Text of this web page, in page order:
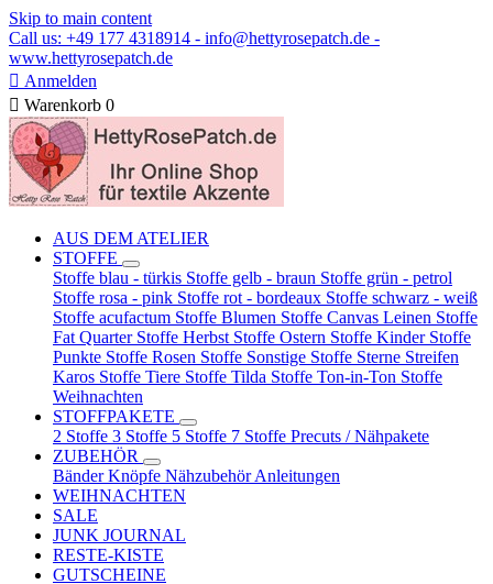
Skip to main content
Call us: +49 177 4318914 - info@hettyrosepatch.de -
www.hettyrosepatch.de
 Anmelden
 Warenkorb 0
AUS DEM ATELIER
STOFFE
Stoffe blau - türkis Stoffe gelb - braun Stoffe grün - petrol
Stoffe rosa - pink Stoffe rot - bordeaux Stoffe schwarz - weiß
Stoffe acufactum Stoffe Blumen Stoffe Canvas Leinen Stoffe
Fat Quarter Stoffe Herbst Stoffe Ostern Stoffe Kinder Stoffe
Punkte Stoffe Rosen Stoffe Sonstige Stoffe Sterne Streifen
Karos Stoffe Tiere Stoffe Tilda Stoffe Ton-in-Ton Stoffe
Weihnachten
STOFFPAKETE
2 Stoffe 3 Stoffe 5 Stoffe 7 Stoffe Precuts / Nähpakete
ZUBEHÖR
BänderKnöpfe NähzubehörAnleitungen
WEIHNACHTEN
SALE
JUNK JOURNAL
RESTE-KISTE
GUTSCHEINE